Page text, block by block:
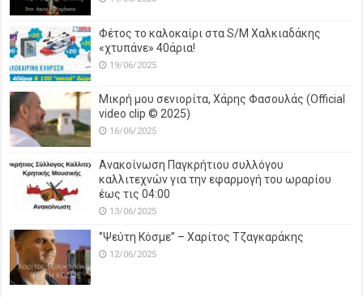
Φέτος το καλοκαίρι στα S/M Χαλκιαδάκης
«χτυπάνε» 40άρια!
19/06/2025
Μικρή μου σενιορίτα, Χάρης Φασουλάς (Official
video clip © 2025)
16/06/2025
Ανακοίνωση Παγκρήτιου συλλόγου
καλλιτεχνών για την εφαρμογή του ωραρίου
έως τις 04:00
13/06/2025
‘’Ψεύτη Κόσμε’’ – Χαρίτος Τζαγκαράκης
12/06/2025